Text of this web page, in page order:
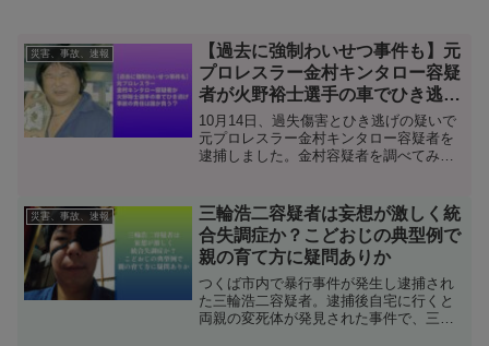
災害、事故、速報
【過去に強制わいせつ事件も】元
プロレスラー金村キンタロー容疑
者が火野裕士選手の車でひき逃
げ。事故の責任は誰が負う？
10月14日、過失傷害とひき逃げの疑いで
元プロレスラー金村キンタロー容疑者を
逮捕しました。金村容疑者を調べてみる
いました。今回火野裕士選手の車で事故
をしたうえ、事故への対応についても
「人は見た目で判断してはいけないが、
見た目通りの（よくない）対応だ」との
声が上がっています。ウィキペディアや
ニュースから金村キンタロー容疑者がど
んな人物か調べてみたいと思います。
災害、事故、速報
三輪浩二容疑者は妄想が激しく統
合失調症か？こどおじの典型例で
親の育て方に疑問ありか
つくば市内で暴行事件が発生し逮捕され
た三輪浩二容疑者。逮捕後自宅に行くと
両親の変死体が発見された事件で、三輪